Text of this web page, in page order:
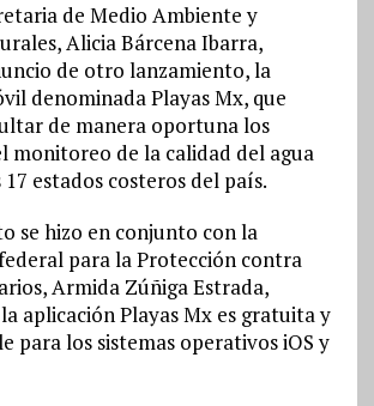
de Medio Ambiente y
Alicia Bárcena Ibarra,
de otro lanzamiento, la
denominada Playas Mx, que
de manera oportuna los
monitoreo de la calidad del agua
estados costeros del país.
se hizo en conjunto con la
para la Protección contra
Armida Zúñiga Estrada,
aplicación Playas Mx es gratuita y
para los sistemas operativos iOS y